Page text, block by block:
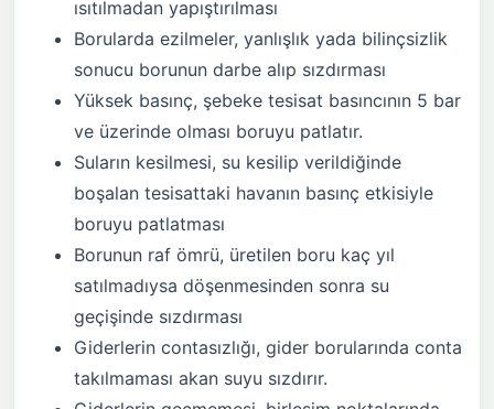
ısıtılmadan yapıştırılması
Borularda ezilmeler, yanlışlık yada bilinçsizlik
sonucu borunun darbe alıp sızdırması
Yüksek basınç, şebeke tesisat basıncının 5 bar
ve üzerinde olması boruyu patlatır.
Suların kesilmesi, su kesilip verildiğinde
boşalan tesisattaki havanın basınç etkisiyle
boruyu patlatması
Borunun raf ömrü, üretilen boru kaç yıl
satılmadıysa döşenmesinden sonra su
geçişinde sızdırması
Giderlerin contasızlığı, gider borularında conta
takılmaması akan suyu sızdırır.